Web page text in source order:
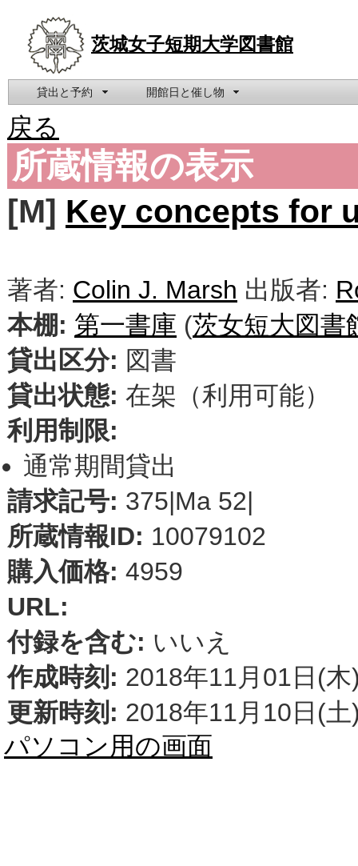
茨城女子短期大学図書館
貸出と予約 開館日と催し物
戻る
所蔵情報の表示
[M] Key concepts for
著者: Colin J. Marsh 出版者:
本棚: 第一書庫 (茨女短大図書
貸出区分: 図書
貸出状態: 在架（利用可能）
利用制限:
通常期間貸出
請求記号: 375|Ma 52|
所蔵情報ID: 10079102
購入価格: 4959
URL:
付録を含む: いいえ
作成時刻: 2018年11月01日(
更新時刻: 2018年11月10日(
パソコン用の画面